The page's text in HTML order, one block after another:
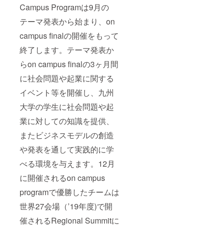
Campus Programは9月の
テーマ発表から始まり、on
campus finalの開催をもって
終了します。テーマ発表か
らon campus finalの3ヶ月間
に社会問題や起業に関する
イベント等を開催し、九州
大学の学生に社会問題や起
業に対しての知識を提供、
またビジネスモデルの創造
や発表を通して実践的に学
べる環境を与えます。12月
に開催されるon campus
programで優勝したチームは
世界27会場（’19年度)で開
催されるRegional Summitに